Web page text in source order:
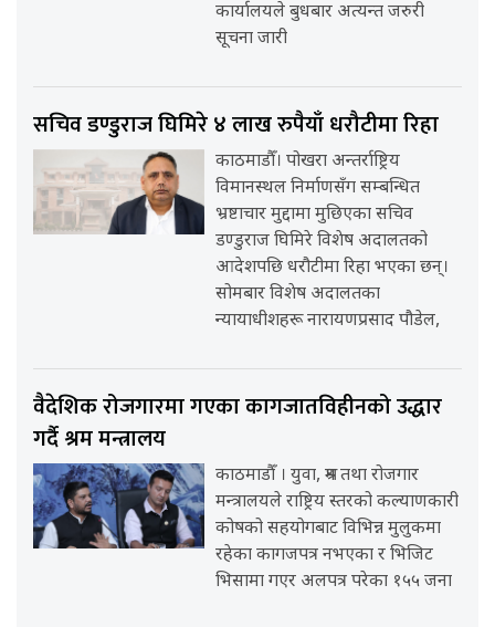
कार्यालयले बुधबार अत्यन्त जरुरी
सूचना जारी
सचिव डण्डुराज घिमिरे ४ लाख रुपैयाँ धरौटीमा रिहा
काठमाडौँ। पोखरा अन्तर्राष्ट्रिय
विमानस्थल निर्माणसँग सम्बन्धित
भ्रष्टाचार मुद्दामा मुछिएका सचिव
डण्डुराज घिमिरे विशेष अदालतको
आदेशपछि धरौटीमा रिहा भएका छन्।
सोमबार विशेष अदालतका
न्यायाधीशहरू नारायणप्रसाद पौडेल,
वैदेशिक रोजगारमा गएका कागजातविहीनको उद्धार
गर्दै श्रम मन्त्रालय
काठमाडौँ । युवा, श्रम तथा रोजगार
मन्त्रालयले राष्ट्रिय स्तरको कल्याणकारी
कोषको सहयोगबाट विभिन्न मुलुकमा
रहेका कागजपत्र नभएका र भिजिट
भिसामा गएर अलपत्र परेका १५५ जना